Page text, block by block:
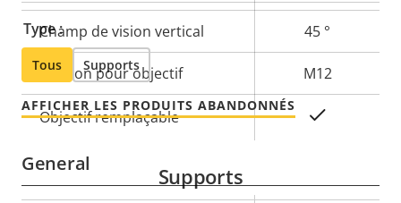
Champ de vision vertical 45 °
Fixation pour objectif M12
Objectif remplaçable
General
Type :
Tous Supports
AFFICHER LES PRODUITS ABANDONNÉS
Supports